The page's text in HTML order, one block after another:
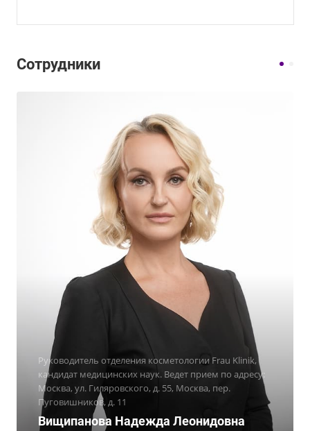
Сотрудники
Руководитель отделения косметологии Frau Klinik,
кандидат медицинских наук. Ведет прием по адресу:
Москва, ул. Гиляровского, д. 55, Москва, пер.
Пуговишников, д. 11
Вищипанова Надежда Леонидовна